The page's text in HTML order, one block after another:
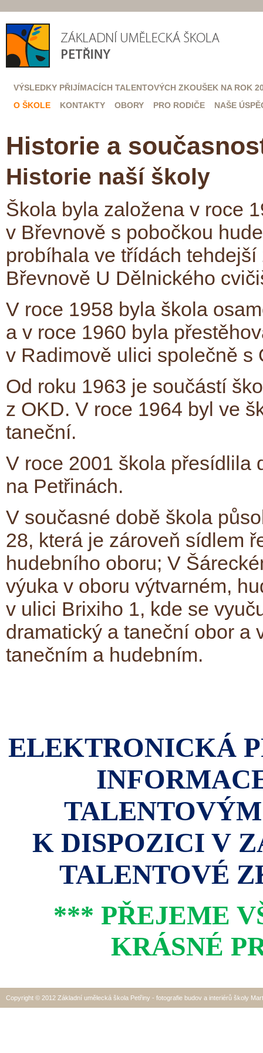
VÝSLEDKY PŘIJÍMACÍCH TALENTOVÝCH ZKOUŠEK NA ROK
O ŠKOLE
KONTAKTY OBORY PRO RODIČE NAŠE
Historie a
Historie naší školy
Škola byla založena v roce
v Břevnově s pobočkou
probíhala ve třídách
Břevnově U Dělnického
V roce 1958 byla škola
a v roce 1960 byla
v Radimově ulici společně s
Od roku 1963 je součástí
z OKD. V roce 1964 byl ve
taneční.
V roce 2001 škola přesídlila
na Petřinách.
V současné době škola
28, která je zároveň sídlem
hudebního oboru; V
výuka v oboru výtvarném,
v ulici Brixiho 1, kde se
dramatický a taneční obor a
tanečním a hudebním.
ELEKTRONICKÁ
K DISPOZICI V
TALENTOVÉ
*** PŘEJEME
KRÁSNÉ
Copyright © 2012 Základní umělecká škola Petřiny - fotografie budov a interiérů školy